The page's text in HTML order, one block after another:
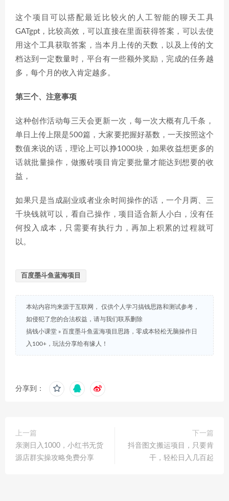
这个项目可以搭配最近比较火的人工智能的聊天工具
GATgpt，比较高效，可以直接在里面获得答案，可以去使
用这个工具获取答案，当本月上传的天数，以及上传的文
档达到一定数量时，平台有一些额外奖励，完成的任务越
多，每个月的收入肯定越多。
第三个、注意事项
这种创作活动每三天会更新一次，每一次大概有几千条，
单日上传上限是500篇，大家要把握好基数，一天按照这个
数值来说的话，理论上可以挣1000块，如果收益想更多的
话就批量操作，做搬砖项目肯定要批量才能达到想要的收
益，
如果只是当成副业或者业余时间操作的话，一个月两、三
千块钱就可以，看自己操作，项目适合新人小白，没有任
何投入成本，只需要有执行力，再加上积累的过程就可
以。
百度墨斗鱼蓝海项目
本站内容均来源于互联网， 仅供个人学习搞钱思路和测试参考，
如侵犯了您的合法权益，请与我们联系删除
搞钱小课堂 » 百度墨斗鱼蓝海项目思路，零成本轻松无脑操作日
入100+，玩法分享给有缘人！
分享到：
上一篇
亲测日入1000，小红书无货
源店群实操攻略免费分享
下一篇
抖音图文搬运项目，只要肯
干，轻松日入几百起